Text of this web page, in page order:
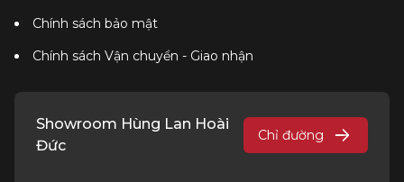
Chính sách bảo mật
Chính sách Vận chuyển - Giao nhận
Showroom Hùng Lan Hoài
Đức
Chỉ đường